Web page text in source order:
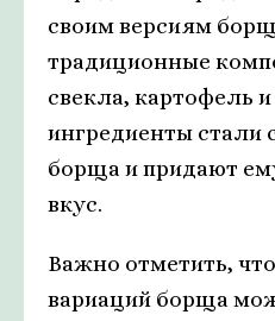
своим версиям
традиционные
свекла, картофель
ингредиенты стали
борща и придают
вкус.
Важно отметить,
вариаций борща